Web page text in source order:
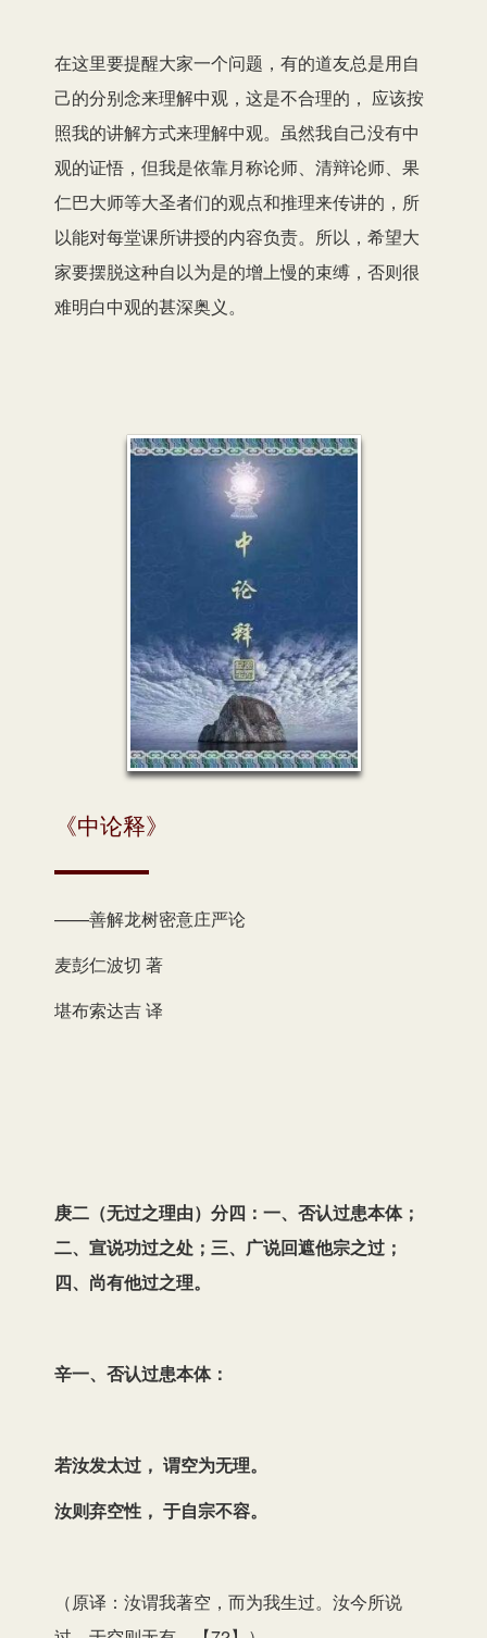
在这里要提醒大家一个问题，有的道友总是用自
己的分别念来理解中观，这是不合理的， 应该按
照我的讲解方式来理解中观。虽然我自己没有中
观的证悟，但我是依靠月称论师、清辩论师、果
仁巴大师等大圣者们的观点和推理来传讲的，所
以能对每堂课所讲授的内容负责。所以，希望大
家要摆脱这种自以为是的增上慢的束缚，否则很
难明白中观的甚深奥义。
《中论释》
——善解龙树密意庄严论
麦彭仁波切 著
堪布索达吉 译
庚二（无过之理由）分四：一、否认过患本体；
二、宣说功过之处；三、广说回遮他宗之过；
四、尚有他过之理。
辛一、否认过患本体：
若汝发太过， 谓空为无理。
汝则弃空性， 于自宗不容。
（原译：汝谓我著空，而为我生过。汝今所说